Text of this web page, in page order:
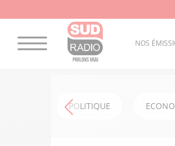
NOS
POLITIQUE